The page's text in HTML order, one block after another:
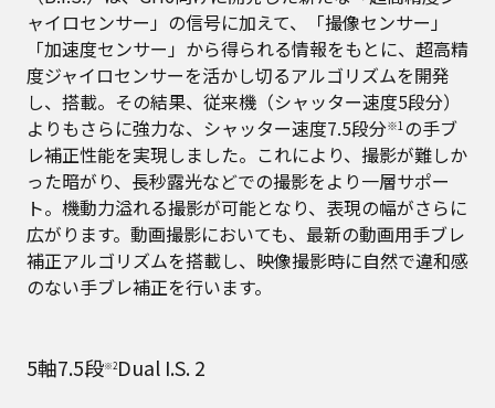
ャイロセンサー」の信号に加えて、「撮像センサー」
「加速度センサー」から得られる情報をもとに、超高精
度ジャイロセンサーを活かし切るアルゴリズムを開発
し、搭載。その結果、従来機（シャッター速度5段分）
よりもさらに強力な、シャッター速度7.5段分※1の手ブ
レ補正性能を実現しました。これにより、撮影が難しか
った暗がり、長秒露光などでの撮影をより一層サポー
ト。機動力溢れる撮影が可能となり、表現の幅がさらに
広がります。動画撮影においても、最新の動画用手ブレ
補正アルゴリズムを搭載し、映像撮影時に自然で違和感
のない手ブレ補正を行います。
5軸7.5段※2Dual I.S. 2